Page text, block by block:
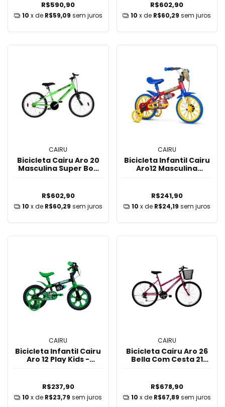
R$590,90
10 x de R$59,09 sem juros
R$602,90
10 x de R$60,29 sem juros
CAIRU
Bicicleta Cairu Aro 20
Masculina Super Boy
R$602,90
10 x de R$60,29 sem juros
CAIRU
Bicicleta Infantil Cairu
Aro12 Masculina
R$241,90
10 x de R$24,19 sem juros
CAIRU
Bicicleta Infantil Cairu
Aro 12 Play Kids -
R$237,90
10 x de R$23,79 sem juros
CAIRU
Bicicleta Cairu Aro 26
Bella Com Cesta 21
R$678,90
10 x de R$67,89 sem juros